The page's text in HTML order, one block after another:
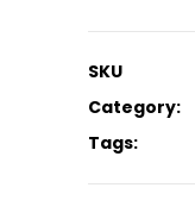
SKU
Category:
Tags: